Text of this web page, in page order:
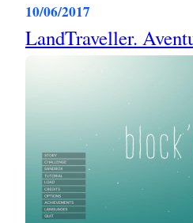
10/06/2017
LandTraveller.